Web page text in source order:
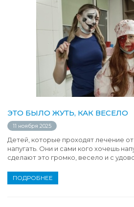
ЭТО БЫЛО ЖУТЬ, КАК ВЕСЕЛО
11 ноября 2025
Детей, которые проходят лечение
напугать. Они и сами кого хочешь
сделают это громко, весело и с
ПОДРОБНЕЕ